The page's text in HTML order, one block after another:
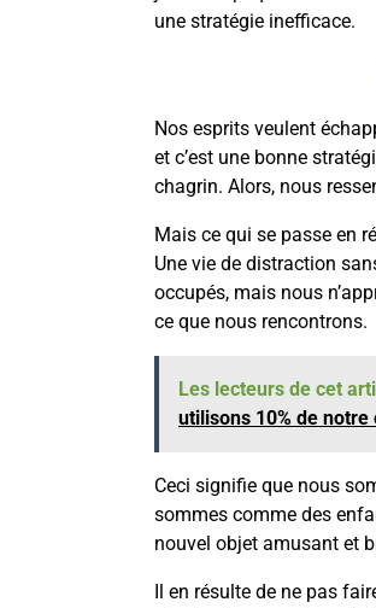
une stratégie inefficace.
Nos esprits veulent
et c’est une bonne
chagrin. Alors, nous
Mais ce qui se passe en
Une vie de distraction
occupés, mais nous
ce que nous rencontrons.
Les lecteurs de cet
utilisons 10% de notre
Ceci signifie que nous
sommes comme des
nouvel objet amusant et
Il en résulte de ne pas